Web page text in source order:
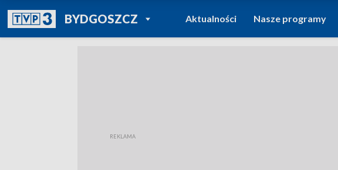
BYDGOSZCZPOWRÓT DO
TVP REGIONY
Aktualności Nasze programy